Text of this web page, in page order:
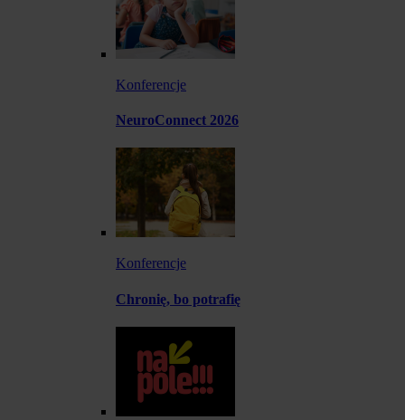
Konferencje
NeuroConnect 2026
Konferencje
Chronię, bo potrafię